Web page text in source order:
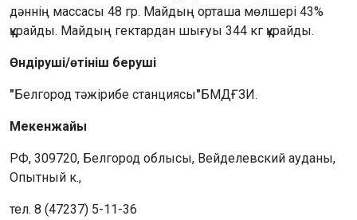
дәннің массасы 48 гр. Майдың орташа мөлшері 43%
құрайды. Майдың гектардан шығуы 344 кг құрайды.
Өндіруші/өтініш беруші
"Белгород тәжірибе станциясы"БМДҒЗИ.
Мекенжайы
РФ, 309720, Белгород облысы, Вейделевский ауданы,
Опытный к.,
тел. 8 (47237) 5-11-36